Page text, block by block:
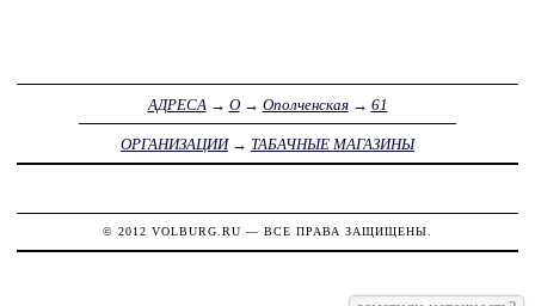
АДРЕСА → О→ Ополченская→ 61
ОРГАНИЗАЦИИ→ ТАБАЧНЫЕ МАГАЗИНЫ
© 2012 VOLBURG.RU — ВСЕ ПРАВА ЗАЩИЩЕНЫ.